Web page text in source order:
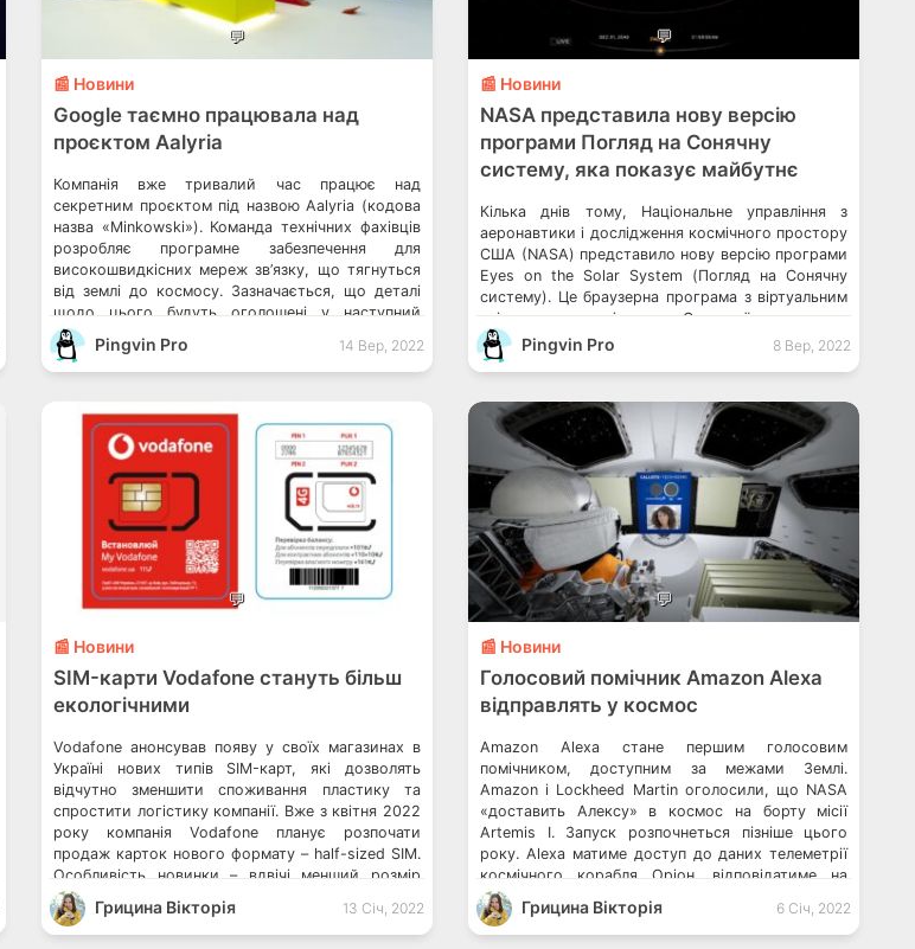
💬
📰 Новини
Google таємно працювала над
проєктом Aalyria
Компанія вже тривалий час працює над
секретним проєктом під назвою Aalyria (кодова
назва «Minkowski»). Команда технічних фахівців
розробляє програмне забезпечення для
високошвидкісних мереж зв’язку, що тягнуться
від землі до космосу. Зазначається, що деталі
щодо цього будуть оголошені у наступний
понеділок. Android 14 отримає функцію
супутникового звʼязку Суд москви ухвалив заяву
про банкрутство російської дочірньої компанії
Pingvin Pro 14 Вер, 2022
💬
📰 Новини
NASA представила нову версію
програми Погляд на Сонячну
систему, яка показує майбутнє
Кілька днів тому, Національне управління з
аеронавтики і дослідження космічного простору
США (NASA) представило нову версію програми
Eyes on the Solar System (Погляд на Сонячну
систему). Це браузерна програма з віртуальним
світом для дослідження Cонячної системи, а
саме планет, місяця, комет, астероїдів тощо.
Можна побачити планети та понад 120
їхні […]
Pingvin Pro 8 Вер, 2022
💬
📰 Новини
SIM-карти Vodafone стануть більш
екологічними
Vodafone анонсував появу у своїх магазинах в
Україні нових типів SIM-карт, які дозволять
відчутно зменшити споживання пластику та
спростити логістику компанії. Вже з квітня 2022
року компанія Vodafone планує розпочати
продаж карток нового формату – half-sized SIM.
Особливість новинки – вдвічі менший розмір
тримача, ніж у стандартних «сімок». Класичний
тримач SIM-картки, що використовується
зараз, має […]
Грицина Вікторія 13 Січ, 2022
💬
📰 Новини
Голосовий помічник Amazon Alexa
відправлять у космос
Amazon Alexa стане першим голосовим
помічником, доступним за межами Землі.
Amazon і Lockheed Martin оголосили, що NASA
«доставить Алексу» в космос на борту місії
Artemis I. Запуск розпочнеться пізніше цього
року. Alexa матиме доступ до даних телеметрії
космічного корабля Оріон, відповідатиме на
«тисячі» питань, пов’язаних з місією, і навіть
керуватиме пристроями, як-от освітлення
кабіни. Amazon […]
Грицина Вікторія 6 Січ, 2022